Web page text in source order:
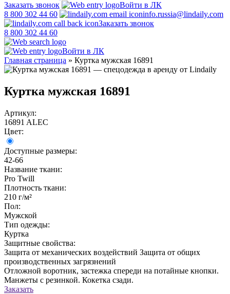
Заказать звонок
Войти в ЛК
8 800 302 44 60
info.russia@lindaily.com
Заказать звонок
8 800 302 44 60
Войти в ЛК
Главная страница » Куртка мужская 16891
Куртка мужская 16891
Артикул:
16891 ALEC
Цвет:
Доступные размеры:
42-66
Название ткани:
Pro Twill
Плотность ткани:
210 г/м²
Пол:
Мужской
Тип одежды:
Куртка
Защитные свойства:
Защита от механических воздействий Защита от общих
производственных загрязнений
Отложной воротник, застежка спереди на потайные кнопки.
Манжеты с резинкой. Кокетка сзади.
Заказать